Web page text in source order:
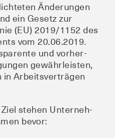
Ände­run­gen
ein Gesetz zur
(EU) 2019/1152 des
vom 20.06.2019.
und vor­her­
gewähr­leis­ten,
Arbeits­ver­trä­gen
ste­hen Unter­neh­
bevor: